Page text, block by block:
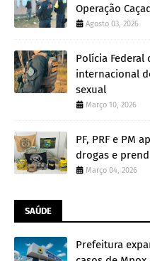
Operação
Agosto 03, 2026
Polícia
internacional
sexual
Março 10, 2026
PF, PRF e PM
drogas e
Março 04, 2026
SAÚDE
Prefeitura